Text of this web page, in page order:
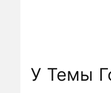
У Темы